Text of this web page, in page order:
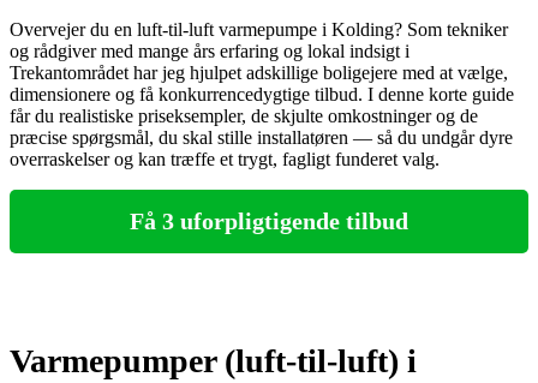
Overvejer du en luft‑til‑luft varmepumpe i Kolding? Som tekniker
og rådgiver med mange års erfaring og lokal indsigt i
Trekantområdet har jeg hjulpet adskillige boligejere med at vælge,
dimensionere og få konkurrencedygtige tilbud. I denne korte guide
får du realistiske priseksempler, de skjulte omkostninger og de
præcise spørgsmål, du skal stille installatøren — så du undgår dyre
overraskelser og kan træffe et trygt, fagligt funderet valg.
Få 3 uforpligtigende tilbud
Varmepumper (luft-til-luft) i